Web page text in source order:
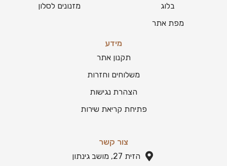
בלוג
מפת אתר
מזנונים לסלון
מידע
תקנון אתר
משלוחים וחזרות
הצהרת נגישות
פתיחת קריאת שירות
צור קשר
הזית 27, מושב גינתון